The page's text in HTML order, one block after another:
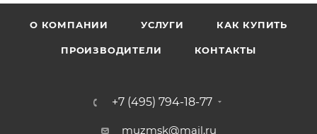
О КОМПАНИИ УСЛУГИ КАК КУПИТЬ
ПРОИЗВОДИТЕЛИ КОНТАКТЫ
+7 (495) 794-18-77
muzmsk@mail.ru